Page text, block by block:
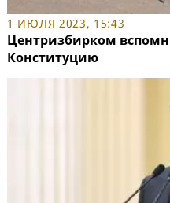
1 ИЮЛЯ 2023, 15:43
Центризбирком
Конституцию